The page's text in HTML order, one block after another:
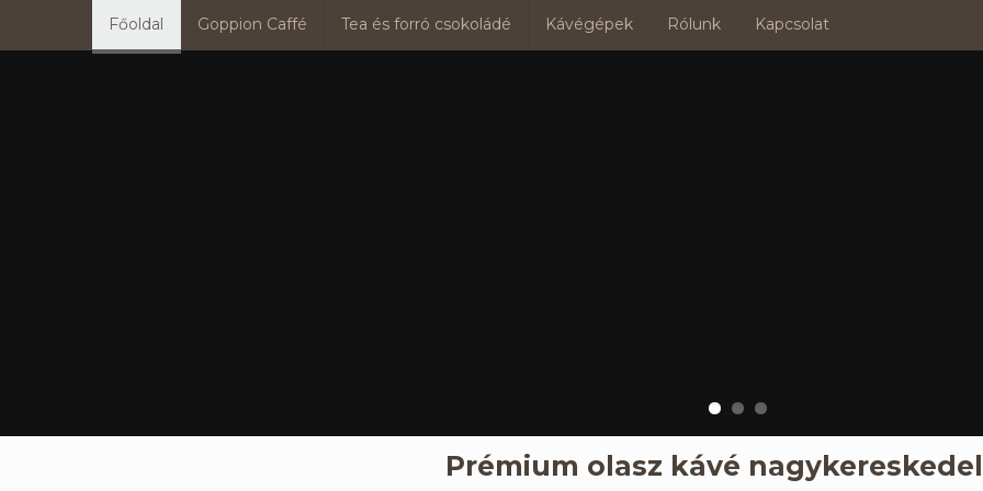
Főoldal Goppion Caffé Tea és forró csokoládé Kávégépek Rólunk Kapcsolat
Prémium olasz kávé